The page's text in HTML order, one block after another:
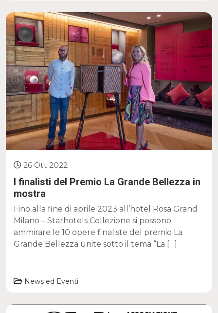
26 Ott 2022
I finalisti del Premio La Grande Bellezza in
mostra
Fino alla fine di aprile 2023 all’hotel Rosa Grand
Milano – Starhotels Collezione si possono
ammirare le 10 opere finaliste del premio La
Grande Bellezza unite sotto il tema “La […]
News ed Eventi